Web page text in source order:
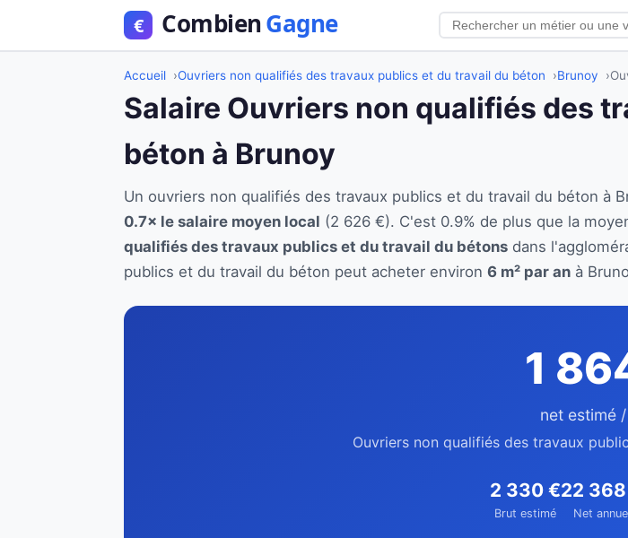
Accueil Ouvriers non qualifiés des travaux publics et du travail du béton Brunoy
Salaire Ouvriers non qualifiés des
béton à Brunoy
Un ouvriers non qualifiés des travaux publics et du travail du béton à
0.7× le salaire moyen local (2 626 €). C'est 0.9% de plus que la
qualifiés des travaux publics et du travail du bétons dans
publics et du travail du béton peut acheter environ 6 m² par an à
1
net estimé
Ouvriers non qualifiés des travaux
2 330 €
Brut estimé
22
Net